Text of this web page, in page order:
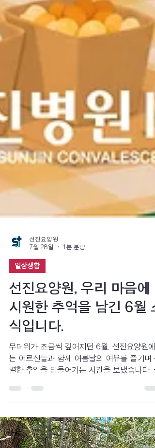
선진요양원
7월 28일
1분 분량
일상생활
선진요양원, 우리 마음에
시원한 추억을 남긴 6월
식입니다.
별한 추억을 만들어가는 시간을 보냈습니다.
원한 음료를 나누고, 함께 이야기를 나누며 웃
짓는 시간 속에서 평범한 하루도 즐거운 기억